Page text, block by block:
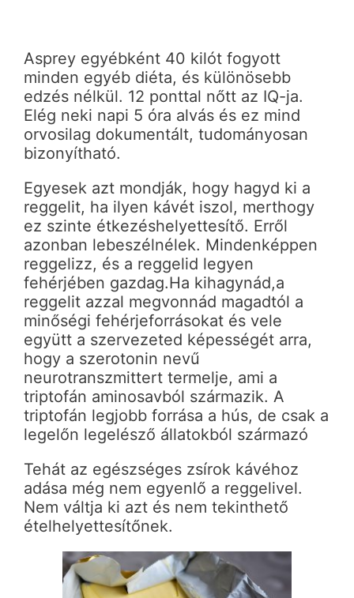
Asprey egyébként 40 kilót fogyott
minden egyéb diéta, és különösebb
edzés nélkül. 12 ponttal nőtt az IQ-ja.
Elég neki napi 5 óra alvás és ez mind
orvosilag dokumentált, tudományosan
bizonyítható.
Egyesek azt mondják, hogy hagyd ki a
reggelit, ha ilyen kávét iszol, merthogy
ez szinte étkezéshelyettesítő. Erről
azonban lebeszélnélek. Mindenképpen
reggelizz, és a reggelid legyen
fehérjében gazdag.Ha kihagynád,a
reggelit azzal megvonnád magadtól a
minőségi fehérjeforrásokat és vele
együtt a szervezeted képességét arra,
hogy a szerotonin nevű
neurotranszmittert termelje, ami a
triptofán aminosavból származik. A
triptofán legjobb forrása a hús, de csak a
legelőn legelésző állatokból származó
Tehát az egészséges zsírok kávéhoz
adása még nem egyenlő a reggelivel.
Nem váltja ki azt és nem tekinthető
ételhelyettesítőnek.